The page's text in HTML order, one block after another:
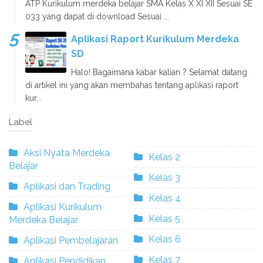
ATP Kurikulum merdeka belajar SMA Kelas X XI XII Sesuai SE
033 yang dapat di download Sesuai ...
Aplikasi Raport Kurikulum Merdeka
SD
Halo! Bagaimana kabar kalian ? Selamat datang
di artikel ini yang akan membahas tentang aplikasi raport
kur...
Label
Aksi Nyata Merdeka
Belajar
Aplikasi dan Trading
Aplikasi Kurikulum
Merdeka Belajar
Aplikasi Pembelajaran
Aplikasi Pendidikan
Kelas 2
Kelas 3
Kelas 4
Kelas 5
Kelas 6
Kelas 7